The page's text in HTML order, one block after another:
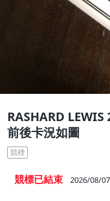
RASHARD LEWIS
前後卡況如圖
競標
競標已結束 2026/08/